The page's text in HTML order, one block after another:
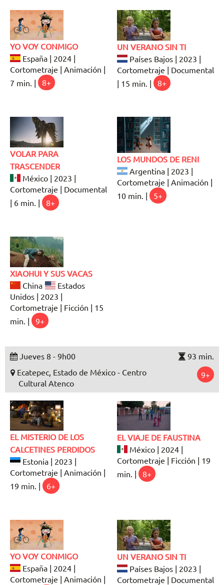
YO VOY CONMIGO
España | 2024 |
Cortometraje | Animación |
7 min. |
8+
UN VERANO SIN TI
Países Bajos | 2023 |
Cortometraje | Documental
| 15 min. |
8+
VOLAR PARA
TRASCENDER
México | 2023 |
Cortometraje | Documental
| 6 min. |
8+
LOS MUNDOS DE RENI
Argentina | 2023 |
Cortometraje | Animación |
10 min. |
5+
XIAOHUI Y SUS VACAS
China
Estados
Unidos | 2023 |
Cortometraje | Ficción | 15
min. |
9+
Jueves 8 - 9h00
93 min.
Ecatepec, Estado de México - Centro
Cultural Atenco
9+
EL MISTERIO DE LOS
CALCETINES PERDIDOS
Estonia | 2023 |
Cortometraje | Animación |
19 min. |
6+
EL VIAJE DE FAUSTINA
México | 2024 |
Cortometraje | Ficción | 19
min. |
8+
YO VOY CONMIGO
España | 2024 |
Cortometraje | Animación |
UN VERANO SIN TI
Países Bajos | 2023 |
Cortometraje | Documental